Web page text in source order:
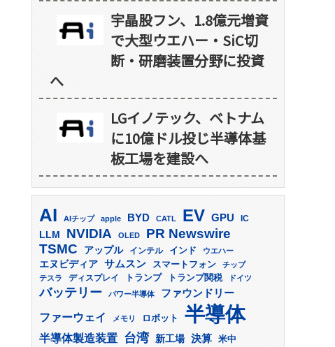
宇晶股フン、1.8億元増資
で大型ウエハー・SiC切
断・研磨装置分野に投資
へ
LGイノテック、ベトナム
に10億ドル投じ半導体基
板工場を建設へ
AI AIチップ apple BYD CATL EV GPU IC
LLM NVIDIA OLED PR Newswire
TSMC アップル インテル インド ウエハー
エヌビディア サムスン スマートフォン
チップ
テスラ
ディスプレイ トランプ トランプ関税 ドイツ
バッテリー パワー半導体 ファウンドリー
ファーウェイ メモリ ロボット 半導体
半導体製造装置 台湾 新工場 決算 米中